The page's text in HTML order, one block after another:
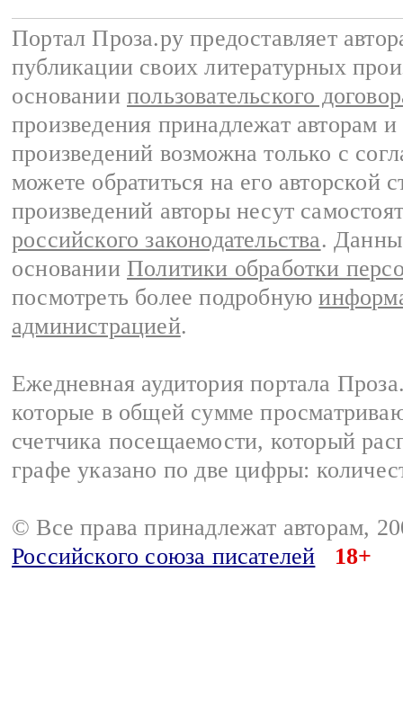
Портал Проза.ру предоставляет
публикации своих литературных
основании пользовательского
произведения принадлежат авторам
произведений возможна только с
можете обратиться на его авторской
произведений авторы несут
российского законодательства.
основании Политики обработки
посмотреть более подробную
администрацией.
Ежедневная аудитория портала
которые в общей сумме
счетчика посещаемости, который
графе указано по две цифры:
© Все права принадлежат авторам,
Российского союза писателей
18+